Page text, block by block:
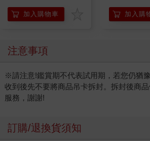
加入購物車 加入購
注意事項
※請注意!鑑賞期不代表試用期，若您仍猶
收到後先不要將商品吊卡拆封。拆封後商
服務，謝謝!
訂購/退換貨須知